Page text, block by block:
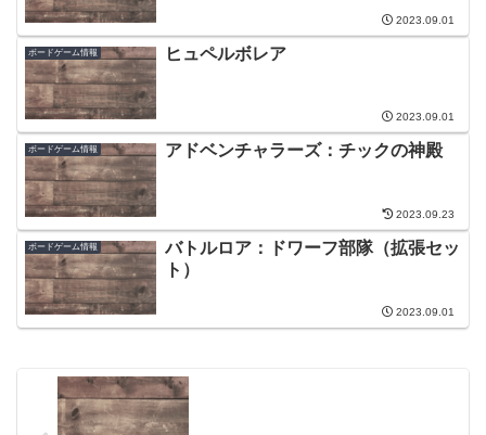
2023.09.01
ボードゲーム情報 ヒュペルボレア
2023.09.01
ボードゲーム情報 アドベンチャラーズ：チックの神殿
2023.09.23
ボードゲーム情報
バトルロア：ドワーフ部隊（拡張セッ
ト）
2023.09.01